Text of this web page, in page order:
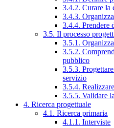
3.4.2. Curare la
3.4.3.
3.4.4. Prendere
3.5. Il processo
3.5.1.
3.5.2.
pubblico
3.5.3.
servizio
3.5.4.
3.5.5. Validare
4. Ricerca progettuale
4.1. Ricerca primaria
4.1.1. Interviste